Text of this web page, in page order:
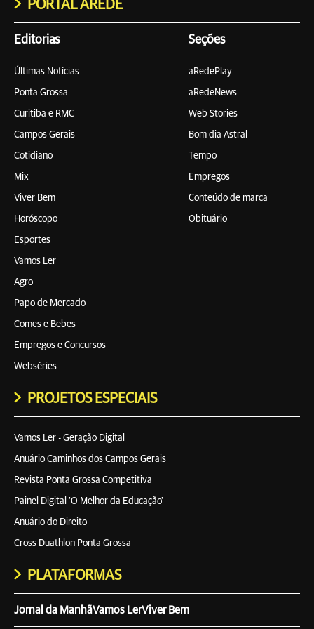
PORTAL AREDE
Editorias
Últimas Notícias
Ponta Grossa
Curitiba e RMC
Campos Gerais
Cotidiano
Mix
Viver Bem
Horóscopo
Esportes
Vamos Ler
Agro
Papo de Mercado
Comes e Bebes
Empregos e Concursos
Webséries
Seções
aRedePlay
aRedeNews
Web Stories
Bom dia Astral
Tempo
Empregos
Conteúdo de marca
Obituário
PROJETOS ESPECIAIS
Vamos Ler - Geração Digital
Anuário Caminhos dos Campos Gerais
Revista Ponta Grossa Competitiva
Painel Digital 'O Melhor da Educação'
Anuário do Direito
Cross Duathlon Ponta Grossa
PLATAFORMAS
Jornal da ManhãVamos LerViver Bem